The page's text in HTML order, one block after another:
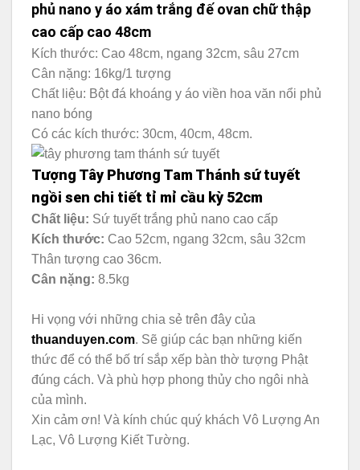
phủ nano y áo xám trắng đế ovan chữ thập
cao cấp cao 48cm
Kích thước: Cao 48cm, ngang 32cm, sâu 27cm
Cân nặng: 16kg/1 tượng
Chất liệu: Bột đá khoáng y áo viền hoa văn nổi phủ
nano bóng
Có các kích thước: 30cm, 40cm, 48cm.
Tượng Tây Phương Tam Thánh sứ tuyết
ngồi sen chi tiết tỉ mỉ cầu kỳ 52cm
Chất liệu: Sứ tuyết trắng phủ nano cao cấp
Kích thước: Cao 52cm, ngang 32cm, sâu 32cm
Thân tượng cao 36cm.
Cân nặng: 8.5kg
Hi vọng với những chia sẻ trên đây của
thuanduyen.com. Sẽ giúp các bạn những kiến
thức để có thể bố trí sắp xếp bàn thờ tượng Phật
đúng cách. Và phù hợp phong thủy cho ngôi nhà
của mình.
Xin cảm ơn! Và kính chúc quý khách Vô Lượng An
Lạc, Vô Lượng Kiết Tường.